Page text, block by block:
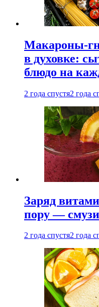
Макароны-
в духовке:
блюдо на
2 года спустя2 года
Заряд
пору —
2 года спустя2 года